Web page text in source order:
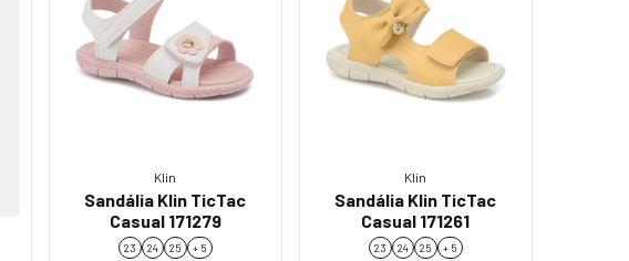
Klin
Sandália Klin TicTac
Casual 171279
23 24 25 + 5
Klin
Sandália Klin TicTac
Casual 171261
23 24 25 + 5